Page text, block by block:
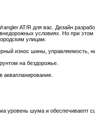
AT/R для вас. Дизайн
условиях. Но при
улицам.
износ шины, управляемость,
на бездорожье.
аквапланирование.
уровень шума и обеспечиваепт